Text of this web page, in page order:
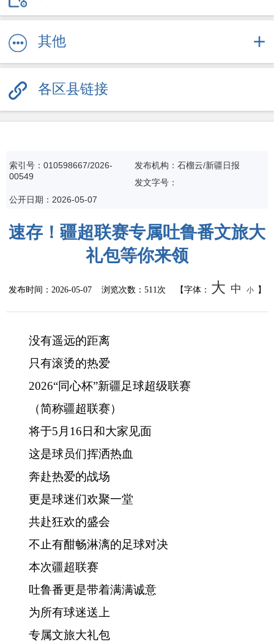
其他服务信息
公共企事业信息
生产安全
自然资源
市场监管
消防救援
重大建设项目批准和实施
公共资源交易和配置
社会公益事业建设
行政执法（事前公示）
行政执法（事后公布）
其他
各区县链接
索引号：010598667/2026-
00549
发布机构：石榴云/新疆日报
发文字号：
公开日期：2026-05-07
速存！疆超联赛专属吐鲁番文旅大
礼包等你来领
发布时间： 2026-05-07浏览次数： 511次 【字体： 大 中 小 】
没有遥远的距离
只有滚烫的热爱
2026“同心杯”新疆足球超级联赛
（简称疆超联赛）
将于5月16日和大家见面
这是球员们挥洒热血
奔赴热爱的战场
更是球迷们欢聚一堂
共赴狂欢的盛会
不止有酣畅淋漓的足球对决
本次疆超联赛
吐鲁番更是带着满满诚意
为所有球迷送上
专属文旅大礼包